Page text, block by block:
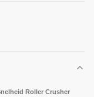
Roller Crusher